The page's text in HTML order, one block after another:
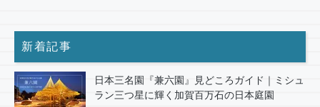
新着記事
日本三名園『兼六園』見どころガイド｜ミシュ
ラン三つ星に輝く加賀百万石の日本庭園